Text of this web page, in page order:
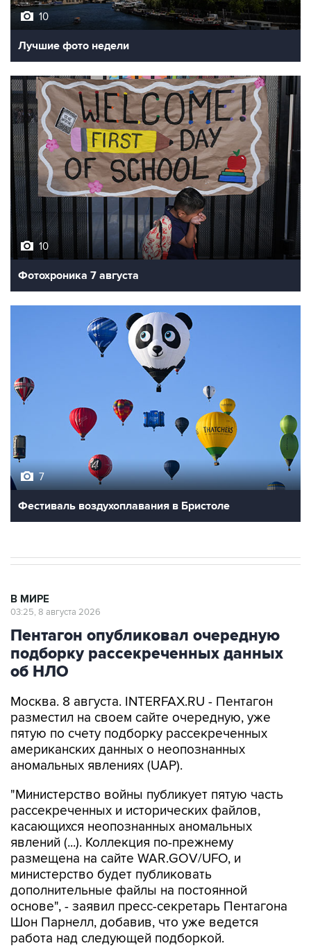
10
Лучшие фото недели
10
Фотохроника 7 августа
7
Фестиваль воздухоплавания в Бристоле
В МИРЕ
03:25, 8 августа 2026
Пентагон опубликовал очередную
подборку рассекреченных данных
об НЛО
Москва. 8 августа. INTERFAX.RU - Пентагон
разместил на своем сайте очередную, уже
пятую по счету подборку рассекреченных
американских данных о неопознанных
аномальных явлениях (UAP).
"Министерство войны публикует пятую часть
рассекреченных и исторических файлов,
касающихся неопознанных аномальных
явлений (...). Коллекция по-прежнему
размещена на сайте WAR.GOV/UFO, и
министерство будет публиковать
дополнительные файлы на постоянной
основе", - заявил пресс-секретарь Пентагона
Шон Парнелл, добавив, что уже ведется
работа над следующей подборкой.